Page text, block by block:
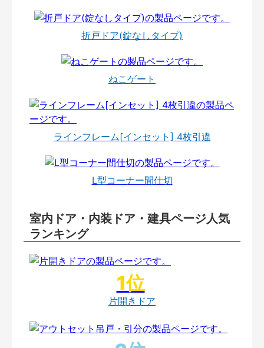
折戸ドア(錠なしタイプ)
ねこゲート
ラインフレーム[インセット] 4枚引違
L型コーナー間仕切
室内ドア・内装ドア・建具ページ人気
ランキング
片開きドア